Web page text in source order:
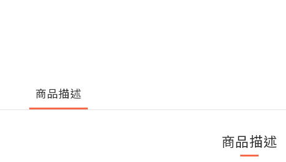
商品描述
商品描述